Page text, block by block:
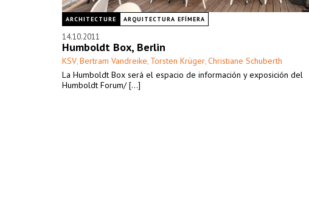
ARCHITECTURE ARQUITECTURA EFÍMERA
14.10.2011
Humboldt Box, Berlin
KSV, Bertram Vandreike, Torsten Krüger, Christiane Schuberth
La Humboldt Box será el espacio de información y exposición del
Humboldt Forum/ [...]